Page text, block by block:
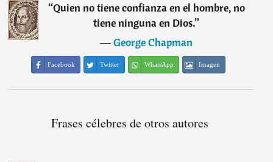
“Quien no tiene confianza en el hombre, no
tiene ninguna en Dios.”
―George Chapman
Facebook Twitter WhatsApp Imagen
Frases célebres de otros autores